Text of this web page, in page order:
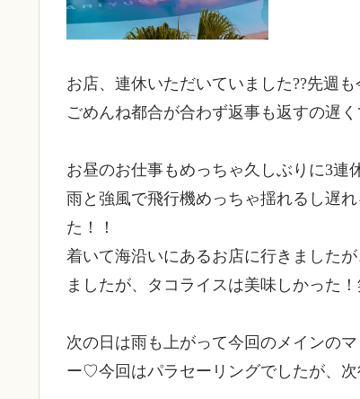
お店、連休いただいていました??先週
ごめんね都合が合わず返事も返すの遅
お昼のお仕事もめっちゃ久しぶりに3連
雨と強風で飛行機めっちゃ揺れるし遅
た！！
着いて海沿いにあるお店に行きました
ましたが、タコライスは美味しかった！
次の日は雨も上がって今回のメインの
ー♡今回はパラセーリングでしたが、